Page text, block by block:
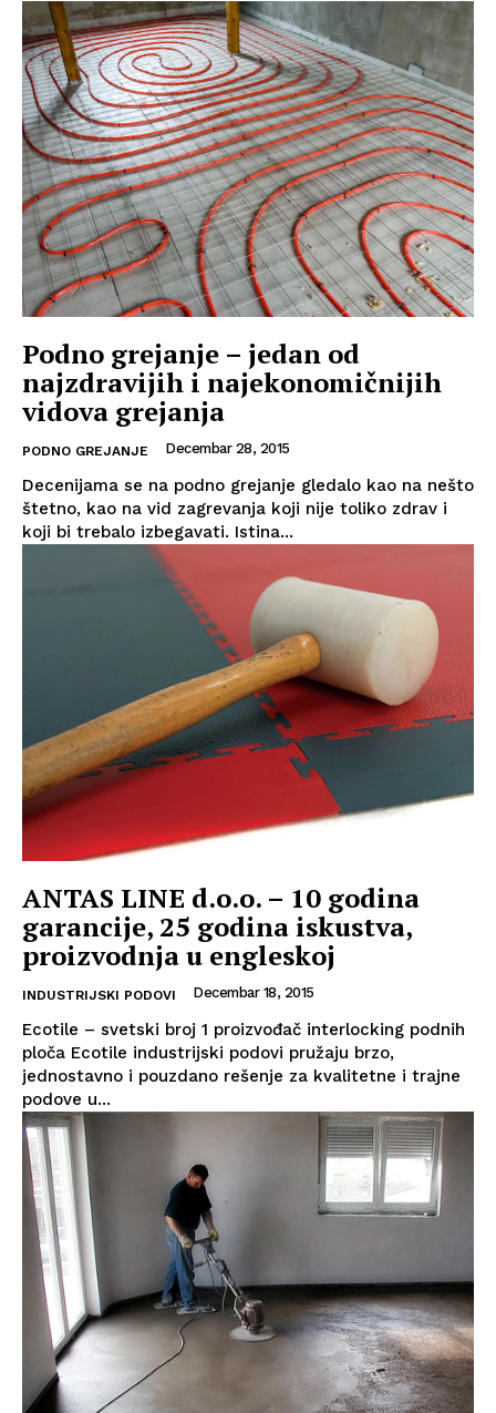
Podno grejanje – jedan od
najzdravijih i najekonomičnijih
vidova grejanja
PODNO GREJANJE Decembar 28, 2015
Decenijama se na podno grejanje gledalo kao na nešto
štetno, kao na vid zagrevanja koji nije toliko zdrav i
koji bi trebalo izbegavati. Istina...
ANTAS LINE d.o.o. – 10 godina
garancije, 25 godina iskustva,
proizvodnja u engleskoj
INDUSTRIJSKI PODOVI Decembar 18, 2015
Ecotile – svetski broj 1 proizvođač interlocking podnih
ploča Ecotile industrijski podovi pružaju brzo,
jednostavno i pouzdano rešenje za kvalitetne i trajne
podove u...